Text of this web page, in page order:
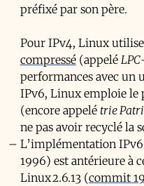
préfixé par son père.
Pour IPv4, Linux
compressé(appelé
performances avec un
IPv6, Linux emploie le
(encore appelé trie
ne pas avoir recyclé la
L’implémentation
1996) est antérieure à
Linux 2.6.13 (commit